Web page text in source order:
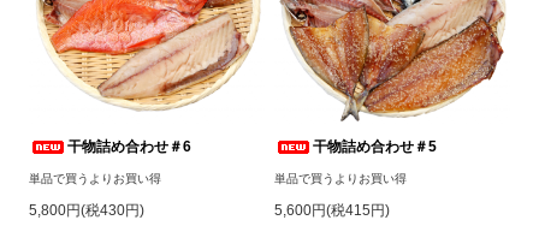
干物詰め合わせ＃6
単品で買うよりお買い得
5,800円(税430円)
干物詰め合わせ＃5
単品で買うよりお買い得
5,600円(税415円)